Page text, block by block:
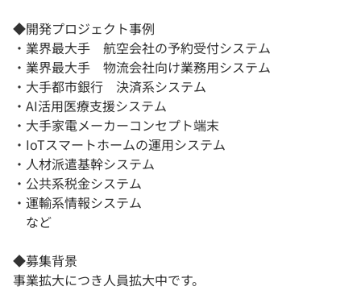
◆開発プロジェクト事例
・業界最大手 航空会社の予約受付システム
・業界最大手 物流会社向け業務用システム
・大手都市銀行 決済系システム
・AI活用医療支援システム
・大手家電メーカーコンセプト端末
・IoTスマートホームの運用システム
・人材派遣基幹システム
・公共系税金システム
・運輸系情報システム
など
◆募集背景
事業拡大につき人員拡大中です。